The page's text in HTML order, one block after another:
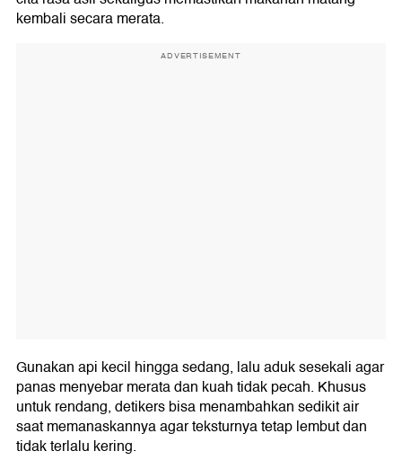
kembali secara merata.
ADVERTISEMENT
Gunakan api kecil hingga sedang, lalu aduk sesekali agar
panas menyebar merata dan kuah tidak pecah. Khusus
untuk rendang, detikers bisa menambahkan sedikit air
saat memanaskannya agar teksturnya tetap lembut dan
tidak terlalu kering.